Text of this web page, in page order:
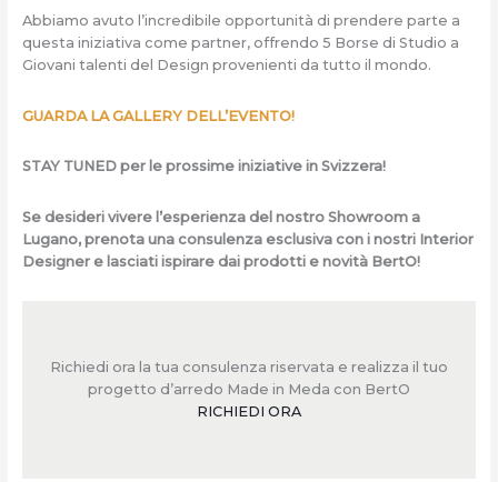
Abbiamo avuto l’incredibile opportunità di prendere parte a
questa iniziativa come partner, offrendo 5 Borse di Studio a
Giovani talenti del Design provenienti da tutto il mondo.
GUARDA LA GALLERY DELL’EVENTO!
STAY TUNED per le prossime iniziative in Svizzera!
Se desideri vivere l’esperienza del nostro Showroom a
Lugano, prenota una consulenza esclusiva con i nostri Interior
Designer e lasciati ispirare dai prodotti e novità BertO!
Richiedi ora la tua consulenza riservata e realizza il tuo
progetto d’arredo Made in Meda con BertO
RICHIEDI ORA